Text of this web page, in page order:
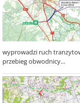
wyprowadzi ruch
przebieg obwodnicy...